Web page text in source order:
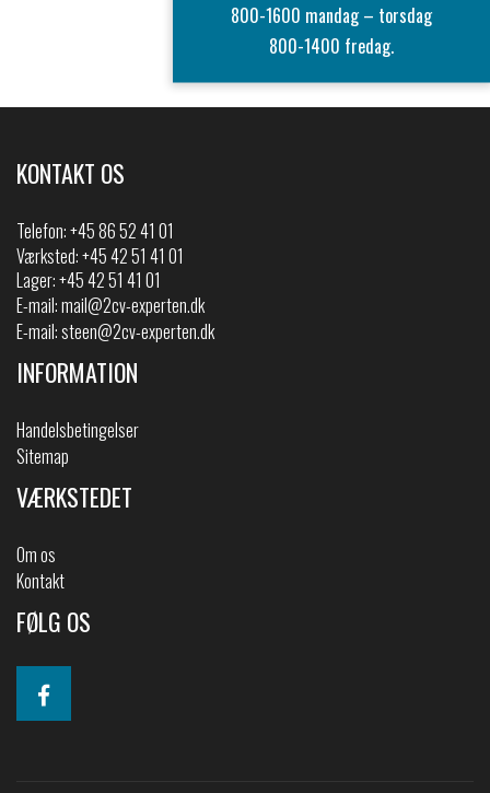
800-1600 mandag – torsdag
800-1400 fredag.
KONTAKT OS
Telefon:+45 86 52 41 01
Værksted: +45 42 51 41 01
Lager: +45 42 51 41 01
E-mail:mail@2cv-experten.dk
E-mail:steen@2cv-experten.dk
INFORMATION
Handelsbetingelser
Sitemap
VÆRKSTEDET
Om os
Kontakt
FØLG OS